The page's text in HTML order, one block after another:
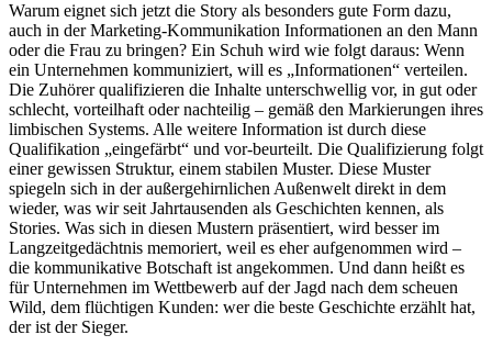
Warum eignet sich jetzt die Story als besonders gute Form dazu,
auch in der Marketing-Kommunikation Informationen an den Mann
oder die Frau zu bringen? Ein Schuh wird wie folgt daraus: Wenn
ein Unternehmen kommuniziert, will es „Informationen“ verteilen.
Die Zuhörer qualifizieren die Inhalte unterschwellig vor, in gut oder
schlecht, vorteilhaft oder nachteilig – gemäß den Markierungen ihres
limbischen Systems. Alle weitere Information ist durch diese
Qualifikation „eingefärbt“ und vor-beurteilt. Die Qualifizierung folgt
einer gewissen Struktur, einem stabilen Muster. Diese Muster
spiegeln sich in der außergehirnlichen Außenwelt direkt in dem
wieder, was wir seit Jahrtausenden als Geschichten kennen, als
Stories. Was sich in diesen Mustern präsentiert, wird besser im
Langzeitgedächtnis memoriert, weil es eher aufgenommen wird –
die kommunikative Botschaft ist angekommen. Und dann heißt es
für Unternehmen im Wettbewerb auf der Jagd nach dem scheuen
Wild, dem flüchtigen Kunden: wer die beste Geschichte erzählt hat,
der ist der Sieger.